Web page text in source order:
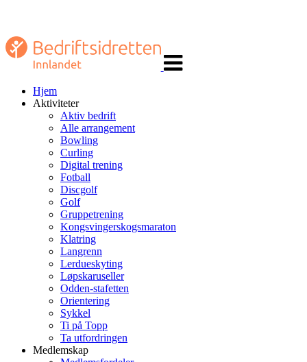
navigasjon
Hjem
Aktiviteter
Aktiv bedrift
Alle arrangement
Bowling
Curling
Digital trening
Fotball
Discgolf
Golf
Gruppetrening
Kongsvingerskogsmaraton
Klatring
Langrenn
Lerdueskyting
Løpskaruseller
Odden-stafetten
Orientering
Sykkel
Ti på Topp
Ta utfordringen
Medlemskap